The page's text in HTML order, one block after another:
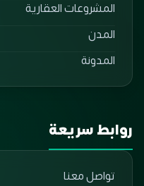
المشروعات العقارية
المدن
المدونة
روابط سريعة
تواصل معنا